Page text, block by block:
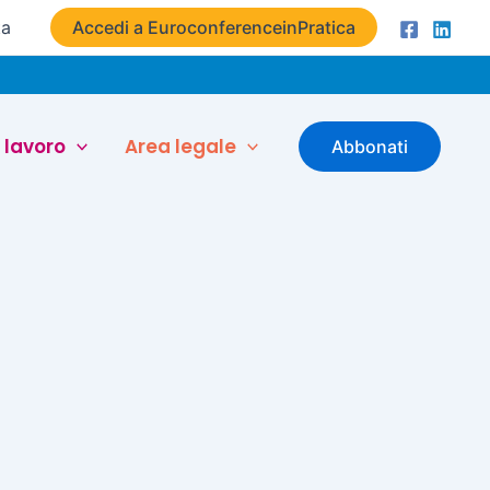
Accedi a EuroconferenceinPratica
lavoro Area legale Abbonati